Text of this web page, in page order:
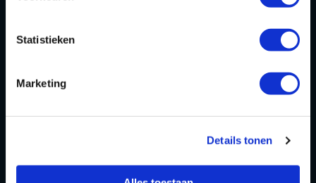
Statistieken
Marketing
Details tonen
Is karten geschikt voor een familie-
uitje met verschillende leeftijden?